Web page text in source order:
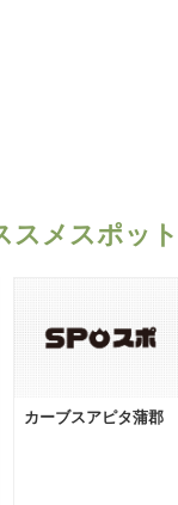
スメスポット
カーブスアピタ蒲郡